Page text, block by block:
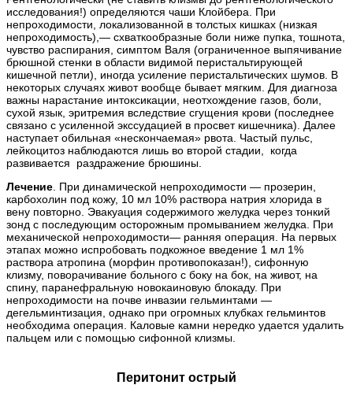
исследования!) определяются чаши Клойбера. При
непроходимости, локализованной в толстых кишках (низкая
непроходимость),— схваткообразные боли ниже пупка, тошнота,
чувство распирания, симптом Валя (ограниченное выпячивание
брюшной стенки в области видимой перистальтирующей
кишечной петли), иногда усиление перистальтических шумов. В
некоторых случаях живот вообще бывает мягким. Для диагноза
важны нарастание интоксикации, неотхождение газов, боли,
сухой язык, эритремия вследствие сгущения крови (последнее
связано с усиленной экссудацией в просвет кишечника). Далее
наступает обильная «нескончаемая» рвота. Частый пульс,
лейкоцитоз наблюдаются лишь во второй стадии, когда
развивается раздражение брюшины.
Лечение. При динамической непроходимости — прозерин,
карбохолин под кожу, 10 мл 10% раствора натрия хлорида в
вену повторно. Эвакуация содержимого желудка через тонкий
зонд с последующим осторожным промыванием желудка. При
механической непроходимости— ранняя операция. На первых
этапах можно испробовать подкожное введение 1 мл 1%
раствора атропина (морфин противопоказан!), сифонную
клизму, поворачивание больного с боку на бок, на живот, на
спину, паранефральную новокаиновую блокаду. При
непроходимости на почве инвазии гельминтами —
дегельминтизация, однако при огромных клубках гельминтов
необходима операция. Каловые камни нередко удается удалить
пальцем или с помощью сифонной клизмы.
Перитонит острый